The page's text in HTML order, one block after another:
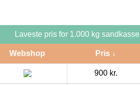
Laveste pris for 1.000 kg
Webshop Pris ↓
900 kr.